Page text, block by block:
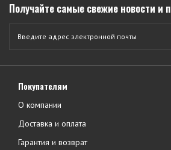
Получайте самые свежие новости и
Покупателям
О компании
Доставка и оплата
Гарантия и возврат